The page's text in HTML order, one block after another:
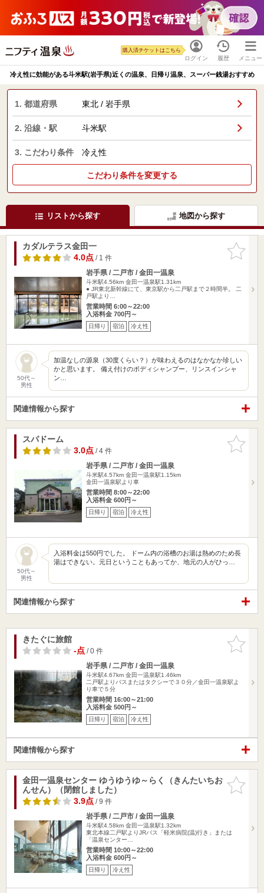
ログイン
購入済チケットはこちら
履歴 メニュー
冷え性に効能がある斗米駅(岩手県)近くの温泉、日帰り温泉、スーパー銭湯おすすめ
1. 都道府県 東北 / 岩手県
2. 沿線・駅 斗米駅
3. こだわり条件 冷え性
こだわり条件を変更する
リストから探す 地図から探す
お気に入
りに追加
カダルテラス金田一
4.0点/ 1 件
岩手県 / 二戸市 / 金田一温泉
斗米駅4.56km 金田一温泉駅1.31km
● JR東北新幹線にて、東京駅から二戸駅まで２時間半。 二
戸駅より…
営業時間 6:00～22:00
入浴料金 700円～
日帰り 宿泊 冷え性
50代～
男性
加温なしの源泉（30度くらい？）が味わえるのはなかなか珍しい
かと思います。 備え付けのボディシャンプー、リンスインシャ
ン…
関連情報から探す
お気に入
りに追加
スパドーム
3.0点/ 4 件
岩手県 / 二戸市 / 金田一温泉
斗米駅4.57km 金田一温泉駅1.15km
金田一温泉駅より車
営業時間 8:00～22:00
入浴料金 600円～
日帰り 宿泊 冷え性
50代～
男性
入浴料金は550円でした。 ドーム内の浴槽のお湯は熱めのため長
湯はできない。元日ということもあってか、地元の人がひっ…
関連情報から探す
お気に入
りに追加
きたぐに旅館
-点/ 0 件
岩手県 / 二戸市 / 金田一温泉
斗米駅4.67km 金田一温泉駅1.46km
二戸駅よりバスまたはタクシーで３０分／金田一温泉駅よ
り車で５分
営業時間 16:00～21:00
入浴料金 500円～
日帰り 宿泊 冷え性
関連情報から探す
お気に入
りに追加
金田一温泉センター ゆうゆうゆ～らく（きんたいちお
んせん）（閉館しました）
3.9点/ 9 件
岩手県 / 二戸市 / 金田一温泉
斗米駅4.58km 金田一温泉駅1.32km
東北本線二戸駅よりJRバス「軽米病院(温)行き」または
「温泉センター…
営業時間 10:00～22:00
入浴料金 600円～
日帰り 冷え性